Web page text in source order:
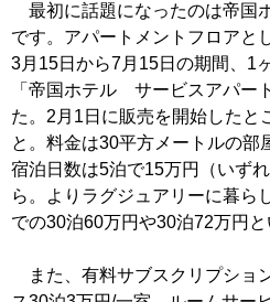
最初に話題になったのは帝国
です。アパートメントフロアと
3月15日から7月15日の期間、1
「帝国ホテル サービスアパー
た。2月1日に販売を開始したと
と。料金は30平方メートルの部
宿泊日数は5泊で15万円（いず
ら。よりラグジュアリーに暮ら
での30泊60万円や30泊72万円と
また、有料サブスクリプショ